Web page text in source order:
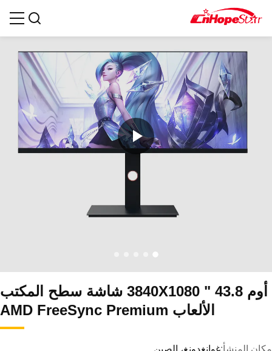
أوم 43.8 " 3840X1080 شاشة سطح المكتب
الألعاب AMD FreeSync Premium
مكان المنشأ:غوانغدونغ، الصين